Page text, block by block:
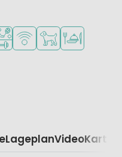
für kleine Kinder
Sportmöglichkeiten
WLAN verfügbar
Haustiere erlaubt
Restaurant
LageplanVideoKarte